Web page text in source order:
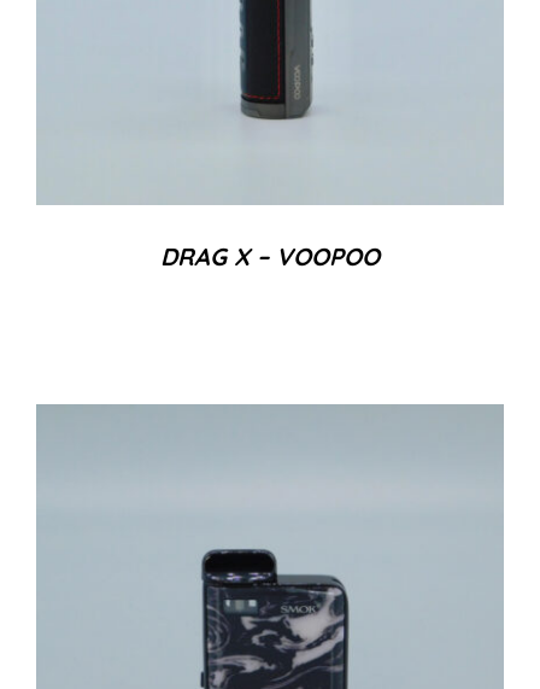
DRAG X – VOOPOO